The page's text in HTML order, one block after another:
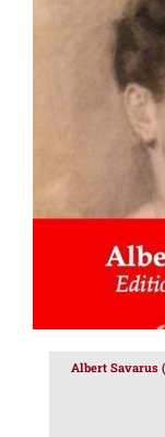
AJOUTER
Albert Savarus